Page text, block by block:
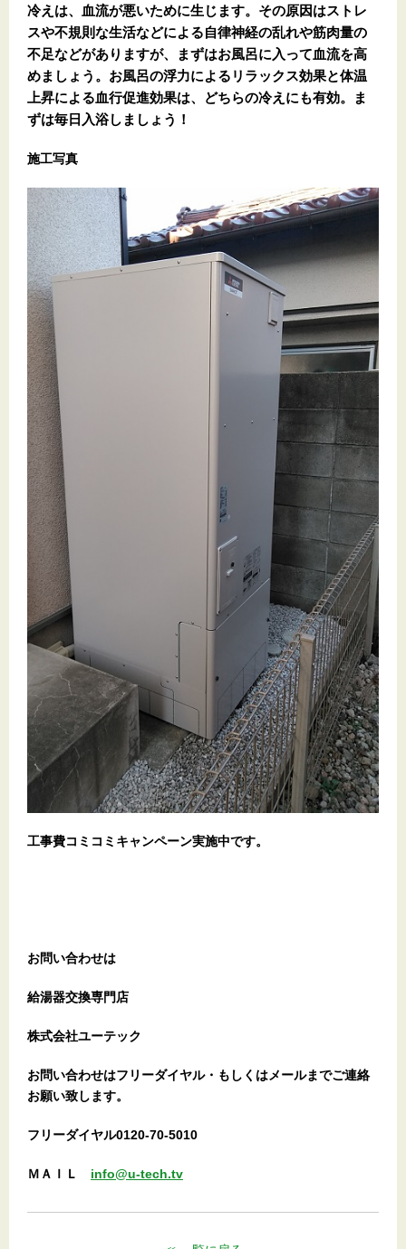
冷えは、血流が悪いために生じます。その原因はストレ
スや不規則な生活などによる自律神経の乱れや筋肉量の
不足などがありますが、まずはお風呂に入って血流を高
めましょう。お風呂の浮力によるリラックス効果と体温
上昇による血行促進効果は、どちらの冷えにも有効。ま
ずは毎日入浴しましょう！
施工写真
工事費コミコミキャンペーン実施中です。
お問い合わせは
給湯器交換専門店
株式会社ユーテック
お問い合わせはフリーダイヤル・もしくはメールまでご連絡
お願い致します。
フリーダイヤル0120-70-5010
ＭＡＩＬ info@u-tech.tv